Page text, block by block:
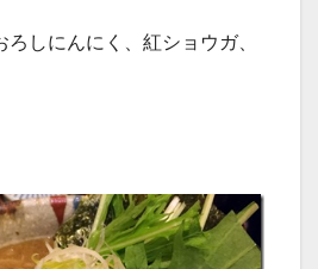
しにんにく、紅ショウガ、